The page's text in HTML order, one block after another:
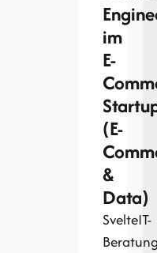
im
E-
(E-
&
Data)
SvelteIT-